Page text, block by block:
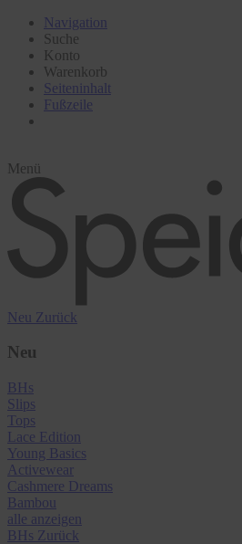
Navigation
Suche
Konto
Warenkorb
Seiteninhalt
Fußzeile
Menü
Neu Zurück
Neu
BHs
Slips
Tops
Lace Edition
Young Basics
Activewear
Cashmere Dreams
Bambou
alle anzeigen
BHs Zurück